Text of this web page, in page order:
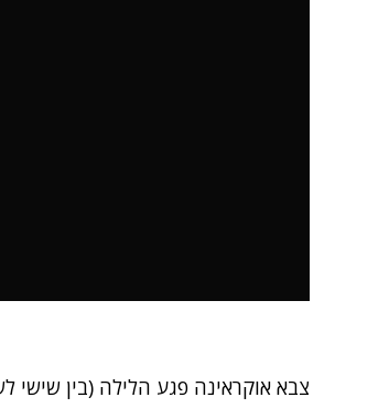
צבא אוקראינה פגע הלילה (בין